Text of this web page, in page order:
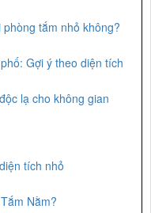
tắm nhỏ không?
Gợi ý theo diện tích
lạ cho không gian
tích nhỏ
Nằm?